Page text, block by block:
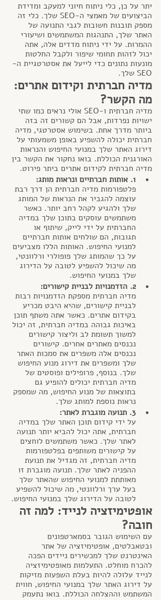
יתר על כן, כלי ניתוח חיוני למעקב ומדידת
הביצועים של מאמצי ה-SEO שלך. כלי זה
מספק תובנות חשובות לגבי התנועה של
האתר שלך, התנהגות המשתמשים ושיעורי
ההמרות. על ידי ניתוח מדדים אלה, אתה
יכול לזהות תחומי שיפור ולקבל החלטות
מונעות נתונים כדי לייעל את אסטרטגיית ה-
SEO שלך.
מדיה חברתית וקידום אתרים:
מה הקשר?
מדיה חברתית ו-SEO אולי נראים כמו שתי
ישויות נפרדות, אבל הם קשורים זה בזה
ביותר מדרך אחת. בשימוש אסטרטגי, מדיה
חברתית יכולה להשפיע באופן משמעותי על
דירוג האתר שלך במנועי החיפוש והנראות
האורגנית הכוללת. בואו נחקור את הקשר בין
מדיה חברתית לקידום אתרים ביתר פירוט.
1. אותות חברתיים ונראות מותג:
פלטפורמות מדיה חברתית הן דרך רבת
עוצמה להגביר את הנראות של המותג
שלך ולהגיע לקהל רחב יותר. כאשר
משתמשים עוסקים בתוכן שלך במדיה
החברתית על ידי לייק, שיתוף או
תגובות, הם שולחים אותות חברתיים
למנועי החיפוש. האותות הללו מצביעים
על כך שהמותג שלך פופולרי ורלוונטי,
מה שיכול להשפיע לטובה על הדירוג
שלך במנועי החיפוש.
2. הזדמנויות לבניית קישורים:
מדיה חברתית מספקת הזדמנויות רבות
לבניית קישורים, שהיא היבט מכריע
בקידום אתרים. כאשר אתה משתף תוכן
באיכות גבוהה במדיה חברתית, זה יכול
למשוך תשומת לב וליצור קישורים
נכנסים מאתרים אחרים. קישורים
נכנסים אלה משפרים את סמכות האתר
שלך ומשפרים את דירוג מנוע החיפוש
שלך. בנוסף, פרופילים ופוסטים של
מדיה חברתית יכולים להופיע גם
בתוצאות של מנוע החיפוש, מה שמספק
נראות נוספת למותג שלך.
3. תנועה מוגברת לאתר:
על ידי קידום תוכן האתר שלך במדיה
חברתית, אתה יכול להביא יותר תנועה
לאתר שלך. כאשר משתמשים לוחצים
על קישורים משותפים בפלטפורמות
מדיה חברתית, זה מגדיל את תנועת
ההפניה לאתר שלך. תנועה מוגברת זו
מאותתת למנועי החיפוש שהאתר שלך
בעל ערך ורלוונטי, מה שיכול להשפיע
לטובה על הדירוג שלך במנועי החיפוש.
אופטימיזציה לנייד: למה זה
חובה?
עם השימוש הגובר בסמארטפונים
ובטאבלטים, אופטימיזציה של אתר
האינטרנט שלך למכשירים ניידים הפכה
להכרח מוחלט. התעלמות מאופטימיזציה
לנייד עלולה להיות בעלת השפעות מזיקות
על דירוג האתר שלך במנועי החיפוש, חווית
המשתמש וההצלחה הכוללת. בואו נתעמק